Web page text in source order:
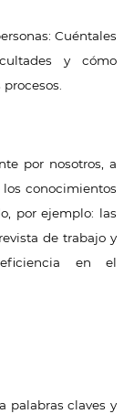
Cuéntales
y cómo
por nosotros, a
conocimientos
por ejemplo: las
de trabajo y
en el
palabras claves y